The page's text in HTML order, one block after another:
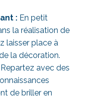
: En petit
la réalisation de
laisser place à
la décoration.
Repartez avec des
de briller en